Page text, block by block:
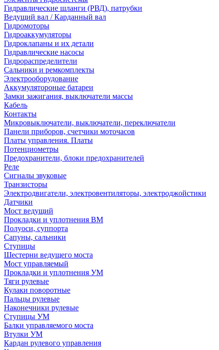
Гидравлические шланги (РВД), патрубки
Ведущий вал / Карданный вал
Гидромоторы
Гидроаккумуляторы
Гидроклапаны и их детали
Гидравлические насосы
Гидрораспределители
Сальники и ремкомплекты
Электрооборудование
Аккумулятороные батареи
Замки зажигания, выключатели массы
Кабель
Контакты
Микровыключатели, выключатели, переключатели
Панели приборов, счетчики моточасов
Платы управления. Платы
Потенциометры
Предохранители, блоки предохранителей
Реле
Сигналы звуковые
Транзисторы
Электродвигатели, электровентиляторы, электроджойстики
Датчики
Мост ведущий
Прокладки и уплотнения ВМ
Полуоси, суппорта
Сапуны, сальники
Ступицы
Шестерни ведущего моста
Мост управляемый
Прокладки и уплотнения УМ
Тяги рулевые
Кулаки поворотные
Пальцы рулевые
Наконечники рулевые
Ступицы УМ
Балки управляемого моста
Втулки УМ
Кардан рулевого управления